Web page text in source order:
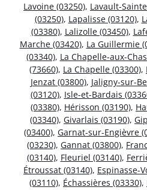
Lavoine (03250), Lavault-
(03250), Lapalisse (03120),
(03380), Lalizolle (03450),
Marche (03420), La Guillermie
(03340), La Chapelle-aux-
(73660), La Chapelle (03300),
Jenzat (03800), Jaligny-sur-
(03120), Isle-et-Bardais
(03380), Hérisson (03190),
(03340), Givarlais (03190),
(03400), Garnat-sur-Engièvre
(03230), Gannat (03800),
(03140), Fleuriel (03140),
Étroussat (03140), Espinasse-
(03110), Échassières (03330),